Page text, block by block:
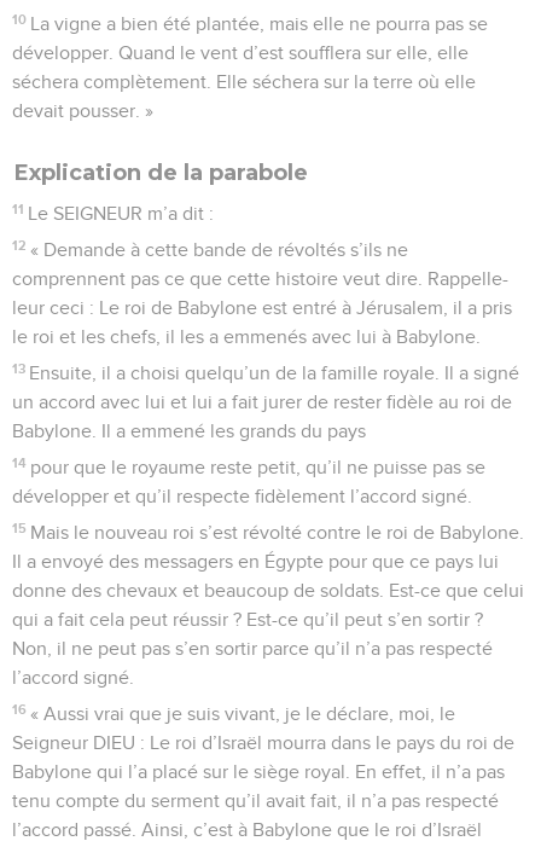
10 La vigne a bien été plantée, mais elle ne pourra pas se
développer. Quand le vent d’est soufflera sur elle, elle
séchera complètement. Elle séchera sur la terre où elle
devait pousser. »
Explication de la parabole
11 Le SEIGNEUR m’a dit :
12 « Demande à cette bande de révoltés s’ils ne
comprennent pas ce que cette histoire veut dire. Rappelle-
leur ceci : Le roi de Babylone est entré à Jérusalem, il a pris
le roi et les chefs, il les a emmenés avec lui à Babylone.
13 Ensuite, il a choisi quelqu’un de la famille royale. Il a signé
un accord avec lui et lui a fait jurer de rester fidèle au roi de
Babylone. Il a emmené les grands du pays
14 pour que le royaume reste petit, qu’il ne puisse pas se
développer et qu’il respecte fidèlement l’accord signé.
15 Mais le nouveau roi s’est révolté contre le roi de Babylone.
Il a envoyé des messagers en Égypte pour que ce pays lui
donne des chevaux et beaucoup de soldats. Est-ce que celui
qui a fait cela peut réussir ? Est-ce qu’il peut s’en sortir ?
Non, il ne peut pas s’en sortir parce qu’il n’a pas respecté
l’accord signé.
16 « Aussi vrai que je suis vivant, je le déclare, moi, le
Seigneur DIEU : Le roi d’Israël mourra dans le pays du roi de
Babylone qui l’a placé sur le siège royal. En effet, il n’a pas
tenu compte du serment qu’il avait fait, il n’a pas respecté
l’accord passé. Ainsi, c’est à Babylone que le roi d’Israël